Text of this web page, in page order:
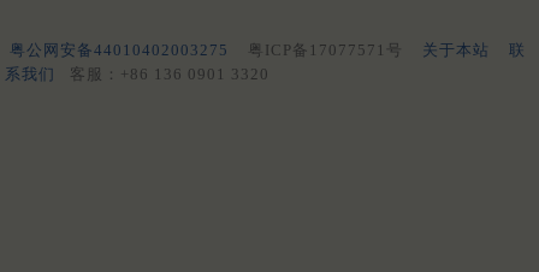
粤公网安备44010402003275 粤ICP备17077571号 关于本站
联
系我们
客服：+86 136 0901 3320